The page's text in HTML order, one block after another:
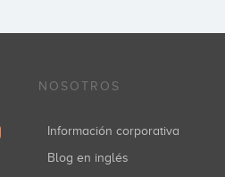
NOSOTROS
Información corporativa
Blog en inglés